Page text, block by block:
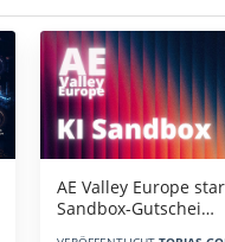
AE Valley Europe
Sandbox-Gutschei…